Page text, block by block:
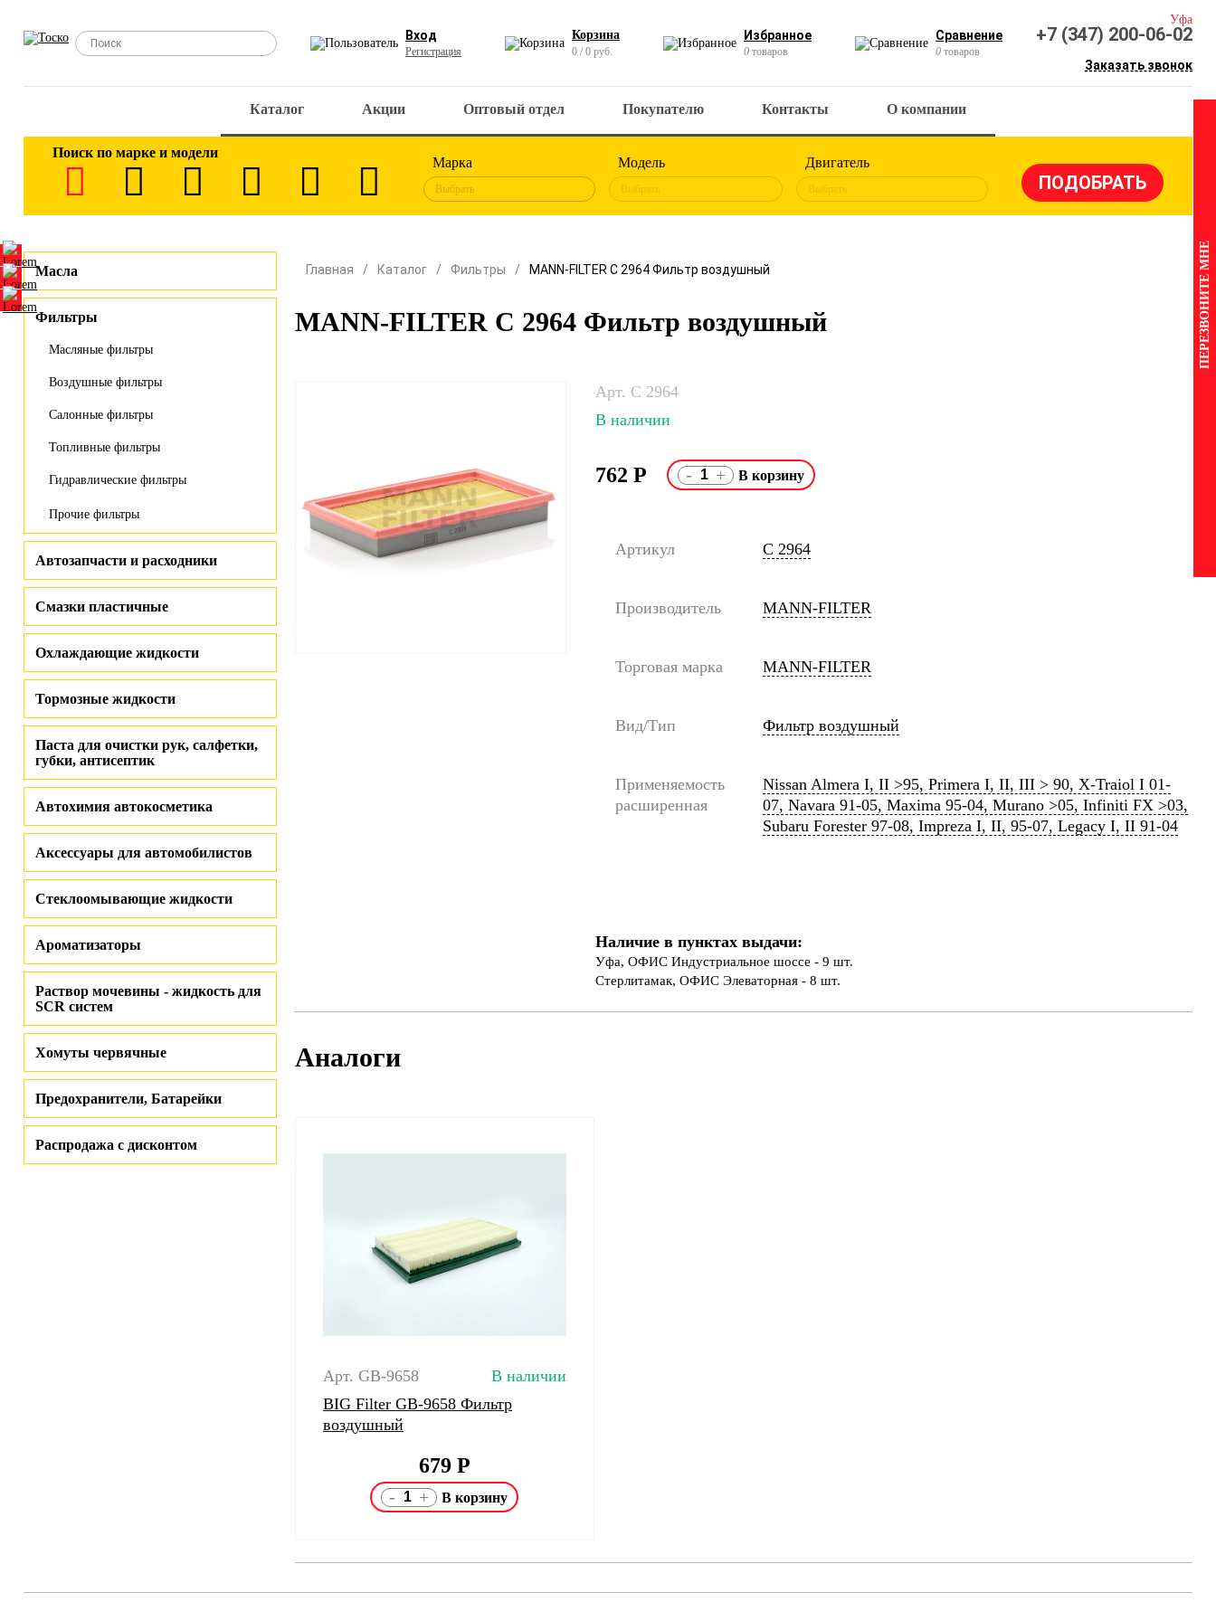
Вход
Регистрация
Корзина
0 / 0 руб.
Избранное
0 товаров
Сравнение
0 товаров
Уфа
+7 (347) 200-06-02
Заказать звонок
Каталог Акции Оптовый отдел Покупателю Контакты О компании
Поиск по марке и модели
Марка
Выбрать
Модель
Выбрать
Двигатель
Выбрать
Масла
Фильтры
Масляные фильтры
Воздушные фильтры
Салонные фильтры
Топливные фильтры
Гидравлические фильтры
Прочие фильтры
Автозапчасти и расходники
Смазки пластичные
Охлаждающие жидкости
Тормозные жидкости
Паста для очистки рук, салфетки,
губки, антисептик
Автохимия автокосметика
Аксессуары для автомобилистов
Стеклоомывающие жидкости
Ароматизаторы
Раствор мочевины - жидкость для
SCR систем
Хомуты червячные
Предохранители, Батарейки
Распродажа с дисконтом
Главная Каталог Фильтры MANN-FILTER C 2964 Фильтр воздушный
MANN-FILTER C 2964 Фильтр воздушный
Арт. C 2964
В наличии
762 Р - +
Артикул C 2964
Производитель MANN-FILTER
Торговая марка MANN-FILTER
Вид/Тип Фильтр воздушный
Применяемость
расширенная
Nissan Almera I, II >95, Primera I, II, III > 90, X-Traiol I 01-
07, Navara 91-05, Maxima 95-04, Murano >05, Infiniti FX >03,
Subaru Forester 97-08, Impreza I, II, 95-07, Legacy I, II 91-04
Наличие в пунктах выдачи:
Уфа, ОФИС Индустриальное шоссе - 9 шт.
Стерлитамак, ОФИС Элеваторная - 8 шт.
Аналоги
Арт. GB-9658
В наличии
BIG Filter GB-9658 Фильтр
воздушный
679 Р
- +
ПЕРЕЗВОНИТЕ МНЕ